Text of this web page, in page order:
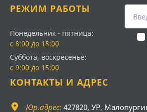
РЕЖИМ РАБОТЫ
Понедельник - пятница:
с 8:00 до 18:00
Суббота, воскресенье:
с 9:00 до 15:00
КОНТАКТЫ И АДРЕС
Юр.адрес: 427820, УР,